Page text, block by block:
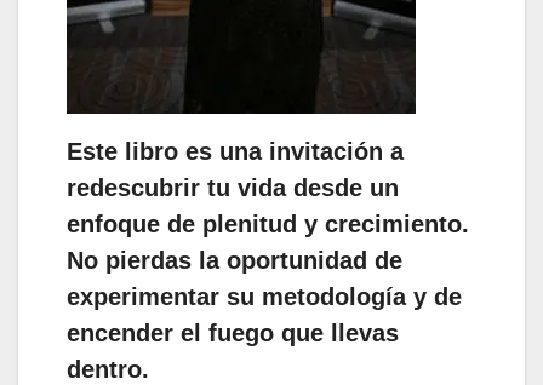
Este libro es una invitación a
redescubrir tu vida desde un
enfoque de plenitud y crecimiento.
No pierdas la oportunidad de
experimentar su metodología y de
encender el fuego que llevas
dentro.